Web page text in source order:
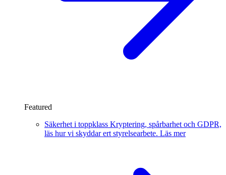
Featured
Säkerhet i toppklass Kryptering, spårbarhet och GDPR,
läs hur vi skyddar ert styrelsearbete. Läs mer